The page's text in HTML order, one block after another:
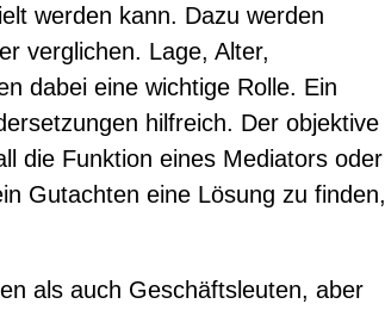
werden kann. Dazu werden
verglichen. Lage, Alter,
dabei eine wichtige Rolle. Ein
hilfreich. Der objektive
die Funktion eines Mediators oder
Gutachten eine Lösung zu finden,
als auch Geschäftsleuten, aber